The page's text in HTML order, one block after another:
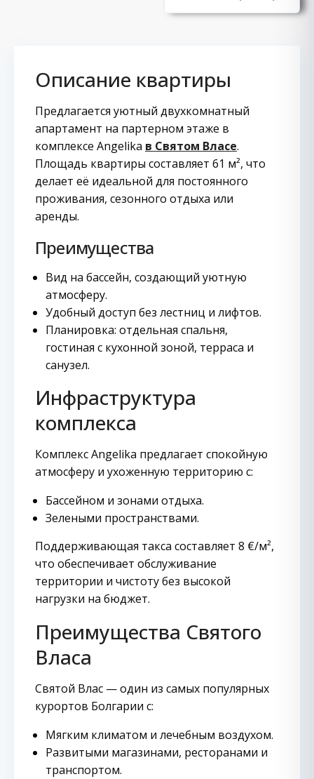
Описание квартиры
Предлагается уютный двухкомнатный
апартамент на партерном этаже в
комплексе Angelika в Святом Власе.
Площадь квартиры составляет 61 м², что
делает её идеальной для постоянного
проживания, сезонного отдыха или
аренды.
Преимущества
Вид на бассейн, создающий уютную
атмосферу.
Удобный доступ без лестниц и лифтов.
Планировка: отдельная спальня,
гостиная с кухонной зоной, терраса и
санузел.
Инфраструктура
комплекса
Комплекс Angelika предлагает спокойную
атмосферу и ухоженную территорию с:
Бассейном и зонами отдыха.
Зелеными пространствами.
Поддерживающая такса составляет 8 €/м²,
что обеспечивает обслуживание
территории и чистоту без высокой
нагрузки на бюджет.
Преимущества Святого
Власа
Святой Влас — один из самых популярных
курортов Болгарии с:
Мягким климатом и лечебным воздухом.
Развитыми магазинами, ресторанами и
транспортом.